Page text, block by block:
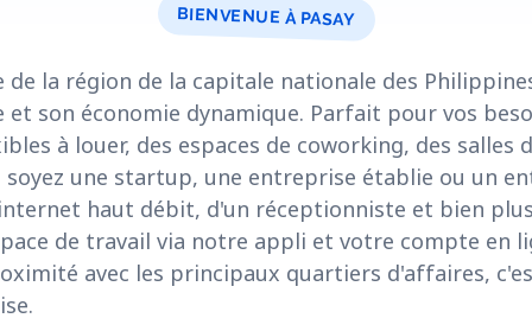
BIENVENUE À PASAY
de la région de la capitale nationale des
son économie dynamique. Parfait pour vos
à louer, des espaces de coworking, des salles
soyez une startup, une entreprise établie ou un
haut débit, d'un réceptionniste et bien plus
de travail via notre appli et votre compte en
avec les principaux quartiers d'affaires,